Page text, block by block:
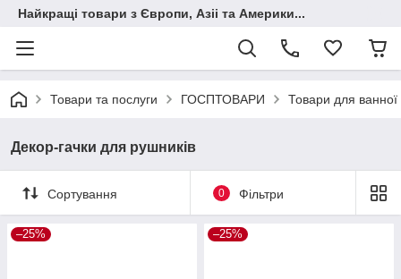
Найкращі товари з Європи, Азіі та Америки...
Товари та послуги ГОСПТОВАРИ Товари для ванної
Декор-гачки для рушників
Сортування 0 Фільтри
–25% –25%